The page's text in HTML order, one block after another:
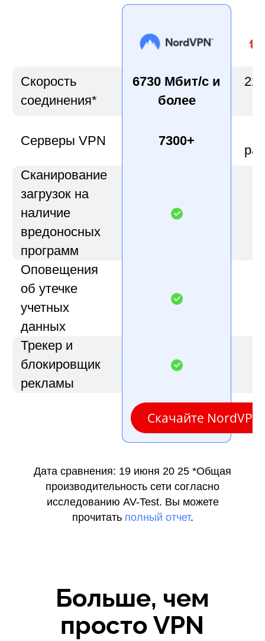
Скорость
соединения*
6730 Мбит/с и
более
Серверы VPN 7300+
Сканирование
загрузок на
наличие
вредоносных
программ
Оповещения
об утечке
учетных
данных
Трекер и
блокировщик
рекламы
Скачайте NordVPN
Дата сравнения: 19 июня 20 25 *Общая
производительность сети согласно
исследованию AV-Test. Вы можете
прочитать полный отчет.
Больше, чем
просто VPN